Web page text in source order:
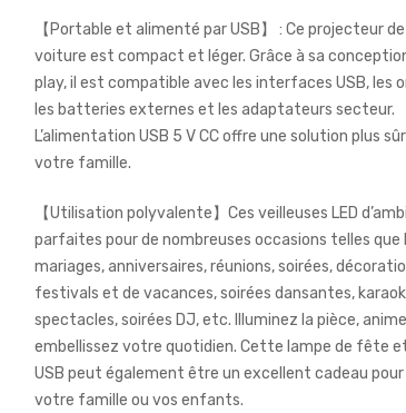
【Portable et alimenté par USB】 : Ce projecteur
voiture est compact et léger. Grâce à sa
play, il est compatible avec les interfaces USB, les
les batteries externes et les adaptateurs secteur.
L’alimentation USB 5 V CC offre une solution plus
votre famille.
【Utilisation polyvalente】Ces veilleuses LED
parfaites pour de nombreuses occasions telles
mariages, anniversaires, réunions, soirées,
festivals et de vacances, soirées dansantes,
spectacles, soirées DJ, etc. Illuminez la pièce,
embellissez votre quotidien. Cette lampe de fête
USB peut également être un excellent cadeau pour
votre famille ou vos enfants.